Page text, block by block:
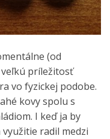
(od
príležitosť
vo fyzickej podobe.
kovy spolu s
I keď ja by
radil medzi